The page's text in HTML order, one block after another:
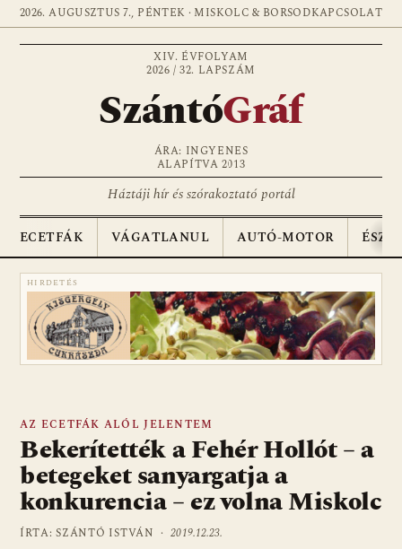
2026. AUGUSZTUS 7., PÉNTEK · MISKOLC & BORSODKAPCSOLAT
XIV. ÉVFOLYAM
2026 / 32. LAPSZÁM
SzántóGráf
ÁRA: INGYENES
ALAPÍTVA 2013
Háztáji hír és szórakoztató portál
ECETFÁK VÁGATLANUL AUTÓ-MOTOR
HIRDETÉS
AZ ECETFÁK ALÓL JELENTEM
Bekerítették a Fehér Hollót – a
betegeket sanyargatja a
konkurencia – ez volna Miskolc
ÍRTA: SZÁNTÓ ISTVÁN ·2019.12.23.